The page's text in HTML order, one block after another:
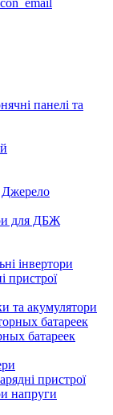
панелі та
Джерело
для ДБЖ
інвертори
пристрої
та акумулятори
батареек
пристрої
напруги